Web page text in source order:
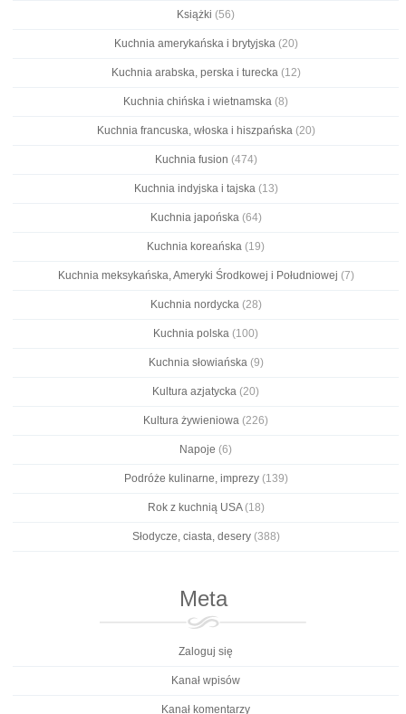
Książki (56)
Kuchnia amerykańska i brytyjska(20)
Kuchnia arabska, perska i turecka(12)
Kuchnia chińska i wietnamska (8)
Kuchnia francuska, włoska i hiszpańska(20)
Kuchnia fusion (474)
Kuchnia indyjska i tajska(13)
Kuchnia japońska(64)
Kuchnia koreańska (19)
Kuchnia meksykańska, Ameryki Środkowej i Południowej (7)
Kuchnia nordycka(28)
Kuchnia polska (100)
Kuchnia słowiańska(9)
Kultura azjatycka (20)
Kultura żywieniowa (226)
Napoje (6)
Podróże kulinarne, imprezy(139)
Rok z kuchnią USA(18)
Słodycze, ciasta, desery(388)
Meta
Zaloguj się
Kanał wpisów
Kanał komentarzy